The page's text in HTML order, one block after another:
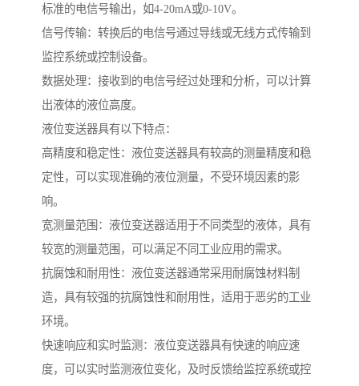
标准的电信号输出，如4-20mA或0-10V。
信号传输：转换后的电信号通过导线或无线方式传输到
监控系统或控制设备。
数据处理：接收到的电信号经过处理和分析，可以计算
出液体的液位高度。
液位变送器具有以下特点：
高精度和稳定性：液位变送器具有较高的测量精度和稳
定性，可以实现准确的液位测量，不受环境因素的影
响。
宽测量范围：液位变送器适用于不同类型的液体，具有
较宽的测量范围，可以满足不同工业应用的需求。
抗腐蚀和耐用性：液位变送器通常采用耐腐蚀材料制
造，具有较强的抗腐蚀性和耐用性，适用于恶劣的工业
环境。
快速响应和实时监测：液位变送器具有快速的响应速
度，可以实时监测液位变化，及时反馈给监控系统或控